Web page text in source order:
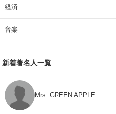
経済
音楽
新着著名人一覧
Mrs. GREEN APPLE